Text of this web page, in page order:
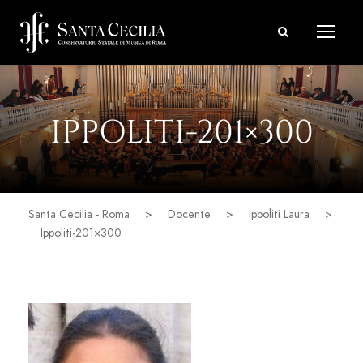
IPPOLITI-201×300
Santa Cecilia - Roma > Docente > Ippoliti Laura
>
Ippoliti-201×300